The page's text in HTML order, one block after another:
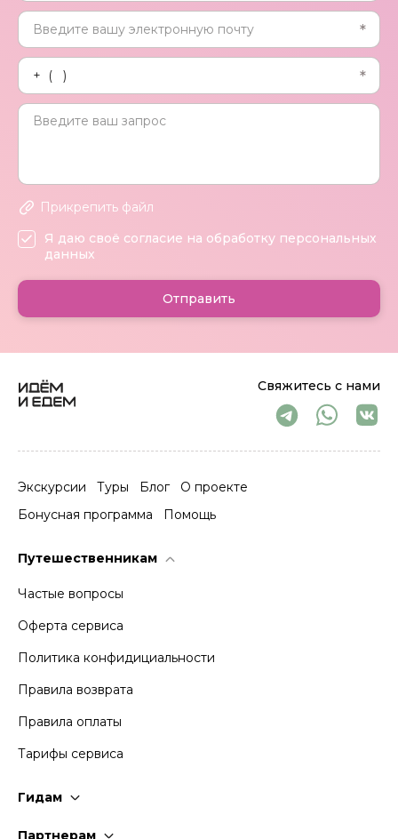
Свяжитесь с нами
Экскурсии Туры Блог
О проекте
Бонусная программа
Помощь
Путешественникам
Частые вопросы
Оферта сервиса
Политика конфидициальности
Правила возврата
Правила оплаты
Тарифы сервиса
Гидам
Партнерам
Прикрепить файл
Я даю своё согласие на обработку персональных
данных
Отправить